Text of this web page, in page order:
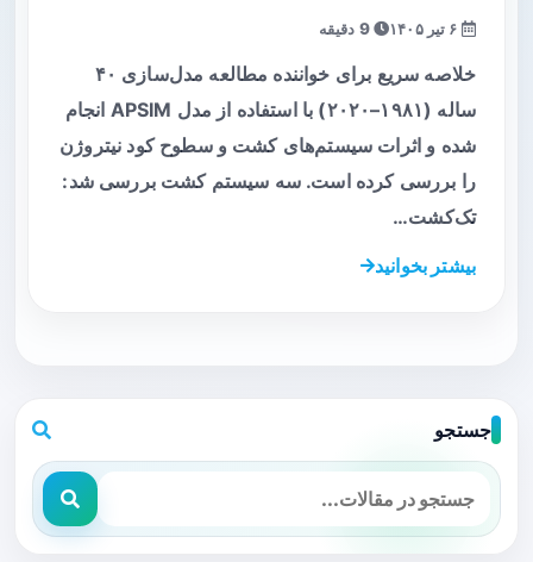
9 دقیقه
خلاصه سریع برای خواننده مطالعه مدل‌سازی ۴۰
ساله (۱۹۸۱–۲۰۲۰) با استفاده از مدل APSIM انجام
شده و اثرات سیستم‌های کشت و سطوح کود نیتروژن
را بررسی کرده است. سه سیستم کشت بررسی شد:
تک‌کشت…
بیشتر بخوانید
جستجو